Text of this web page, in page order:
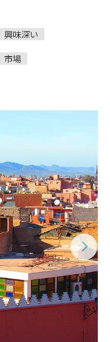
興味深い
市場